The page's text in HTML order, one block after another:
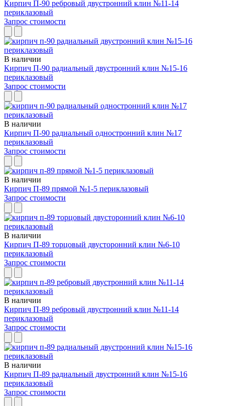
Кирпич П-90 ребровый двустронний клин №11-14
периклазовый
Запрос стоимости
В наличии
Кирпич П-90 радиальный двустронний клин №15-16
периклазовый
Запрос стоимости
В наличии
Кирпич П-90 радиальный одностронний клин №17
периклазовый
Запрос стоимости
В наличии
Кирпич П-89 прямой №1-5 периклазовый
Запрос стоимости
В наличии
Кирпич П-89 торцовый двусторонний клин №6-10
периклазовый
Запрос стоимости
В наличии
Кирпич П-89 ребровый двустронний клин №11-14
периклазовый
Запрос стоимости
В наличии
Кирпич П-89 радиальный двустронний клин №15-16
периклазовый
Запрос стоимости